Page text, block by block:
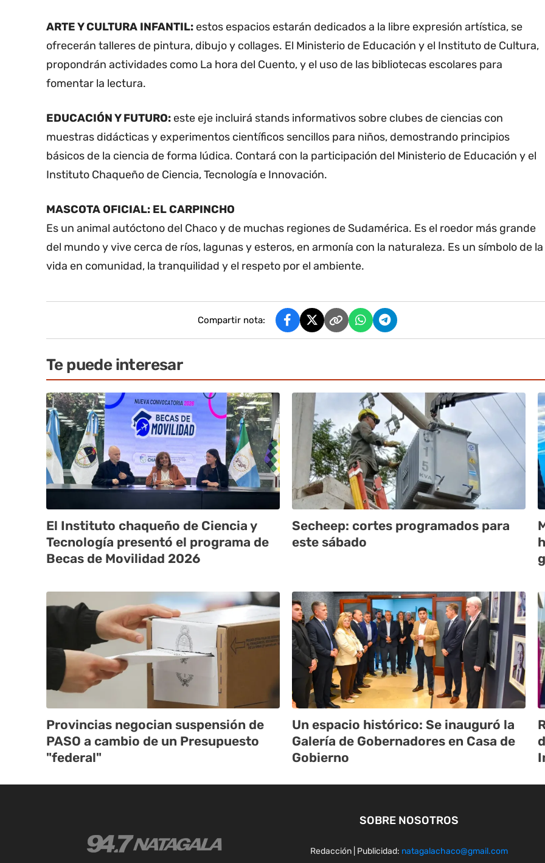
ARTE Y CULTURA INFANTIL: estos espacios estarán dedicados a la libre expresión artística, se
ofrecerán talleres de pintura, dibujo y collages. El Ministerio de Educación y el Instituto de Cultura,
propondrán actividades como La hora del Cuento, y el uso de las bibliotecas escolares para
fomentar la lectura.
EDUCACIÓN Y FUTURO: este eje incluirá stands informativos sobre clubes de ciencias con
muestras didácticas y experimentos científicos sencillos para niños, demostrando principios
básicos de la ciencia de forma lúdica. Contará con la participación del Ministerio de Educación y el
Instituto Chaqueño de Ciencia, Tecnología e Innovación.
MASCOTA OFICIAL: EL CARPINCHO
Es un animal autóctono del Chaco y de muchas regiones de Sudamérica. Es el roedor más grande
del mundo y vive cerca de ríos, lagunas y esteros, en armonía con la naturaleza. Es un símbolo de la
vida en comunidad, la tranquilidad y el respeto por el ambiente.
Compartir nota:
Te puede interesar
El Instituto chaqueño de Ciencia y
Tecnología presentó el programa de
Becas de Movilidad 2026
Secheep: cortes programados para
este sábado
Provincias negocian suspensión de
PASO a cambio de un Presupuesto
"federal"
Un espacio histórico: Se inauguró la
Galería de Gobernadores en Casa de
Gobierno
SOBRE NOSOTROS
Redacción | Publicidad: natagalachaco@gmail.com